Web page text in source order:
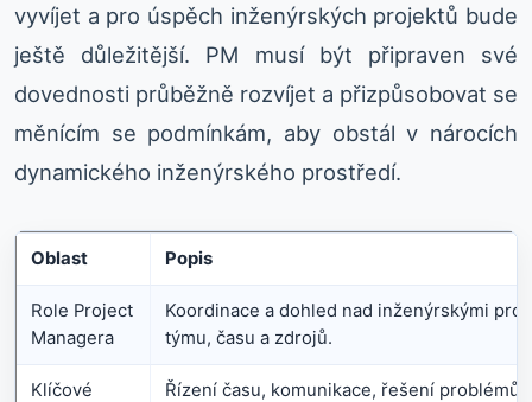
vyvíjet a pro úspěch inženýrských projektů bude
ještě důležitější. PM musí být připraven své
dovednosti průběžně rozvíjet a přizpůsobovat se
měnícím se podmínkám, aby obstál v nárocích
dynamického inženýrského prostředí.
Oblast Popis
Role Project
Managera
Koordinace a dohled nad inženýrskými
týmu, času a zdrojů.
Klíčové
Řízení času, komunikace, řešení problémů,